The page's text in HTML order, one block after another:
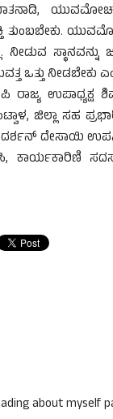
ತುಂಬಬೇಕು.
ಸ್ಥಾನವನ್ನು
ಒತ್ತು ನೀಡಬೇಕು
ಉಪಾಧ್ಯಕ್ಷ
ಜಿಲ್ಲಾ ಸಹ
ದೇಸಾಯಿ
about myself